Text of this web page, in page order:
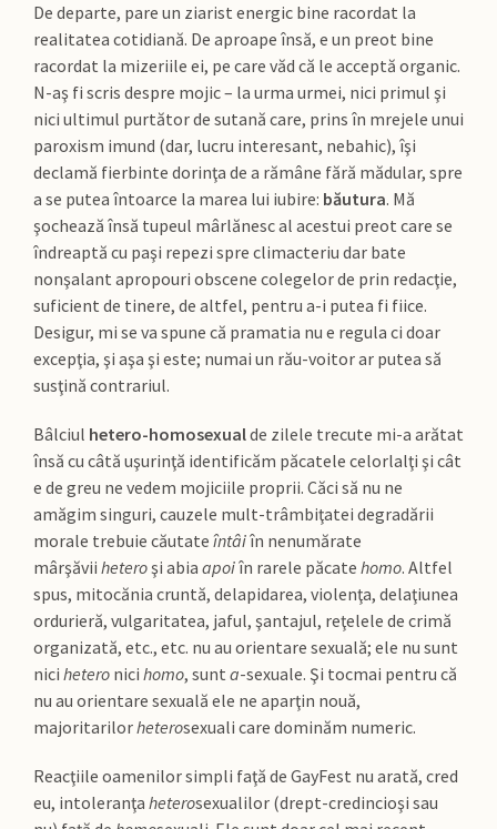
De departe, pare un ziarist energic bine racordat la
realitatea cotidiană. De aproape însă, e un preot bine
racordat la mizeriile ei, pe care văd că le acceptă organic.
N-aş fi scris despre mojic – la urma urmei, nici primul şi
nici ultimul purtător de sutană care, prins în mrejele unui
paroxism imund (dar, lucru interesant, nebahic), îşi
declamă fierbinte dorinţa de a rămâne fără mădular, spre
a se putea întoarce la marea lui iubire: băutura. Mă
şochează însă tupeul mârlănesc al acestui preot care se
îndreaptă cu paşi repezi spre climacteriu dar bate
nonşalant apropouri obscene colegelor de prin redacţie,
suficient de tinere, de altfel, pentru a-i putea fi fiice.
Desigur, mi se va spune că pramatia nu e regula ci doar
excepţia, şi aşa şi este; numai un rău-voitor ar putea să
susţină contrariul.
Bâlciul hetero-homosexualde zilele trecute mi-a arătat
însă cu câtă uşurinţă identificăm păcatele celorlalţi şi cât
e de greu ne vedem mojiciile proprii. Căci să nu ne
amăgim singuri, cauzele mult-trâmbiţatei degradării
morale trebuie căutate întâiîn nenumărate
mârşăvii heteroşi abia apoiîn rarele păcate homo. Altfel
spus, mitocănia cruntă, delapidarea, violenţa, delaţiunea
ordurieră, vulgaritatea, jaful, şantajul, reţelele de crimă
organizată, etc., etc. nu au orientare sexuală; ele nu sunt
nici hetero nici homo, sunt a-sexuale. Şi tocmai pentru că
nu au orientare sexuală ele ne aparţin nouă,
majoritarilorheterosexuali care dominăm numeric.
Reacţiile oamenilor simpli faţă de GayFest nu arată, cred
eu, intoleranţa heterosexualilor (drept-credincioşi sau